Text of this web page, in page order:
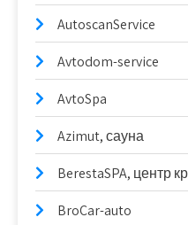
AutoscanService
Avtodom-service
AvtoSpa
Azimut, сауна
BerestaSPA, центр
BroCar-auto